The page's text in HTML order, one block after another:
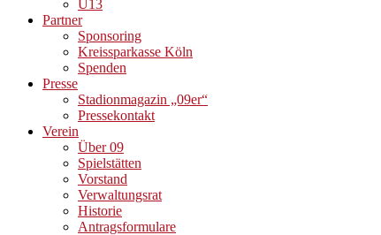
U13
Partner
Sponsoring
Kreissparkasse Köln
Spenden
Presse
Stadionmagazin „09er“
Pressekontakt
Verein
Über 09
Spielstätten
Vorstand
Verwaltungsrat
Historie
Antragsformulare